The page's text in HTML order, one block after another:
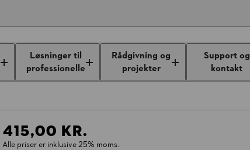
Løsninger til
professionelle
Rådgivning og
projekter
Support og
kontakt
415,00 KR.
Alle priser er inklusive 25% moms.